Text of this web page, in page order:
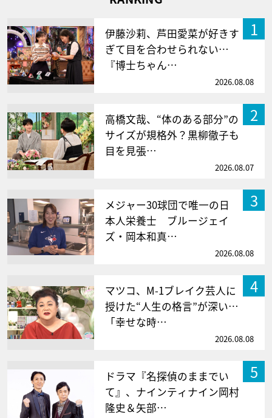
1
伊藤沙莉、芦田愛菜が好きす
ぎて目を合わせられない…
『博士ちゃん…
2026.08.08
2
高橋文哉、“体のある部分”の
サイズが規格外？黒柳徹子も
目を見張…
2026.08.07
3
メジャー30球団で唯一の日
本人栄養士 ブルージェイ
ズ・岡本和真…
2026.08.08
4
マツコ、M-1ブレイク芸人に
授けた“人生の格言”が深い…
「幸せな時…
2026.08.08
5
ドラマ『名探偵のままでい
て』、ナインティナイン岡村
隆史＆矢部…